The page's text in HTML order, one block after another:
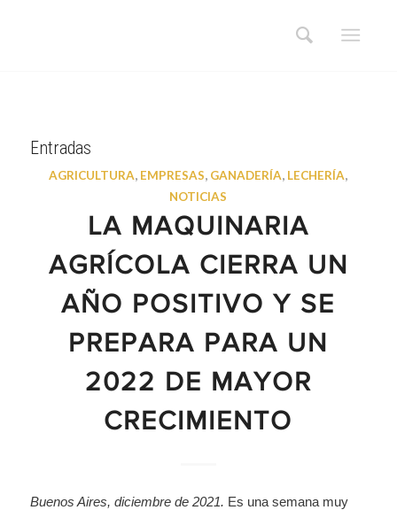
Entradas
AGRICULTURA, EMPRESAS, GANADERÍA, LECHERÍA,
NOTICIAS
LA MAQUINARIA
AGRÍCOLA CIERRA UN
AÑO POSITIVO Y SE
PREPARA PARA UN
2022 DE MAYOR
CRECIMIENTO
Buenos Aires, diciembre de 2021. Es una semana muy